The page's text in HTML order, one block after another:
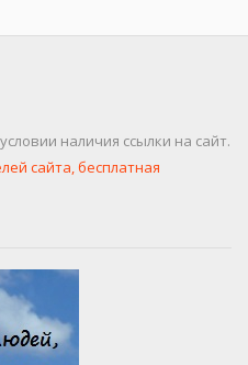
наличия ссылки на сайт.